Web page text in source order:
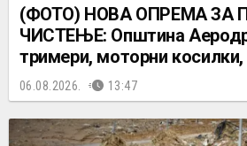
(ФОТО) НОВА ОПРЕМА ЗА
ЧИСТЕЊЕ: Општина
тримери, моторни
06.08.2026. 13:47